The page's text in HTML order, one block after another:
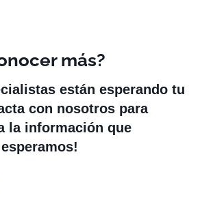
más?
están esperando tu
con nosotros para
la información que